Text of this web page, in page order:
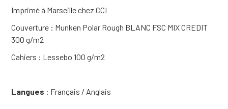
Imprimé à Marseille chez CCI
Couverture : Munken Polar Rough BLANC FSC MIX CREDIT
300 g/m2
Cahiers : Lessebo 100 g/m2
Langues : Français / Anglais